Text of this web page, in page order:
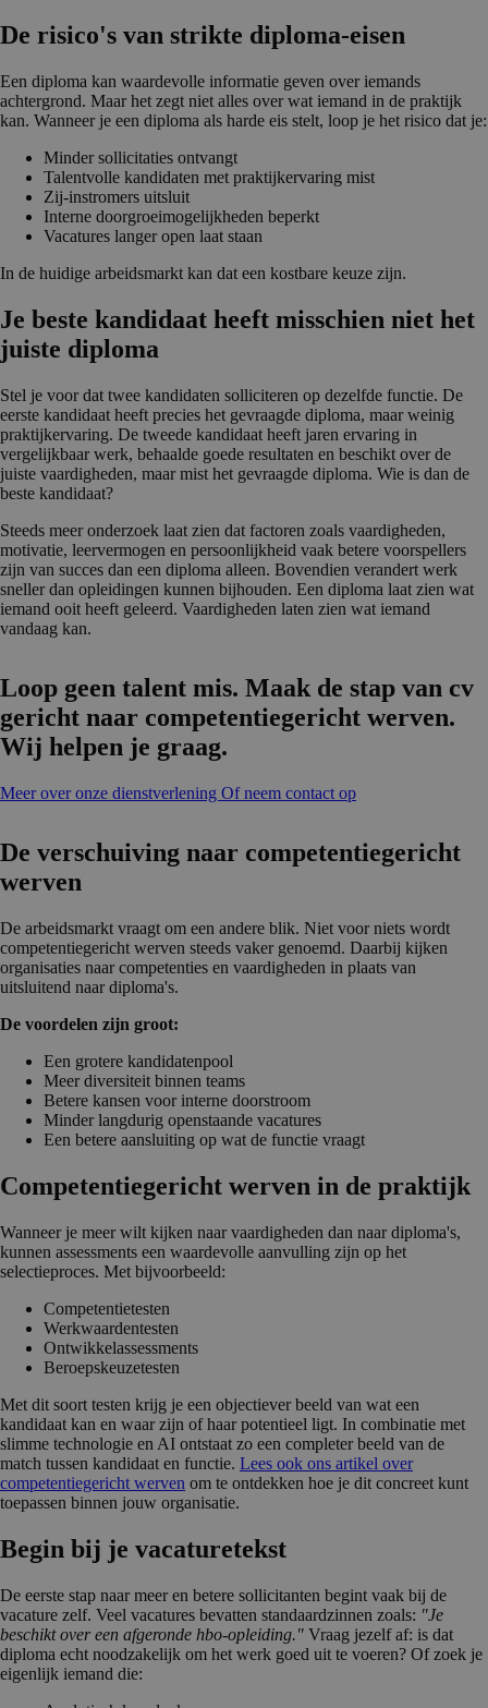
De risico's van strikte diploma-eisen
Een diploma kan waardevolle informatie geven over iemands
achtergrond. Maar het zegt niet alles over wat iemand in de praktijk
kan. Wanneer je een diploma als harde eis stelt, loop je het risico dat je:
Minder sollicitaties ontvangt
Talentvolle kandidaten met praktijkervaring mist
Zij-instromers uitsluit
Interne doorgroeimogelijkheden beperkt
Vacatures langer open laat staan
In de huidige arbeidsmarkt kan dat een kostbare keuze zijn.
Je beste kandidaat heeft misschien niet het
juiste diploma
Stel je voor dat twee kandidaten solliciteren op dezelfde functie. De
eerste kandidaat heeft precies het gevraagde diploma, maar weinig
praktijkervaring. De tweede kandidaat heeft jaren ervaring in
vergelijkbaar werk, behaalde goede resultaten en beschikt over de
juiste vaardigheden, maar mist het gevraagde diploma. Wie is dan de
beste kandidaat?
Steeds meer onderzoek laat zien dat factoren zoals vaardigheden,
motivatie, leervermogen en persoonlijkheid vaak betere voorspellers
zijn van succes dan een diploma alleen. Bovendien verandert werk
sneller dan opleidingen kunnen bijhouden. Een diploma laat zien wat
iemand ooit heeft geleerd. Vaardigheden laten zien wat iemand
vandaag kan.
Loop geen talent mis. Maak de stap van cv
gericht naar competen­tie­ge­richt werven.
Wij helpen je graag.
Meer over onze dienstverlening Of neem contact op
De verschui­ving naar competen­tie­ge­richt
werven
De arbeidsmarkt vraagt om een andere blik. Niet voor niets wordt
competentiegericht werven steeds vaker genoemd. Daarbij kijken
organisaties naar competenties en vaardigheden in plaats van
uitsluitend naar diploma's.
De voordelen zijn groot:
Een grotere kandidatenpool
Meer diversiteit binnen teams
Betere kansen voor interne doorstroom
Minder langdurig openstaande vacatures
Een betere aansluiting op wat de functie vraagt
Competen­tie­ge­richt werven in de praktijk
Wanneer je meer wilt kijken naar vaardigheden dan naar diploma's,
kunnen assessments een waardevolle aanvulling zijn op het
selectieproces. Met bijvoorbeeld:
Competentietesten
Werkwaardentesten
Ontwikkelassessments
Beroepskeuzetesten
Met dit soort testen krijg je een objectiever beeld van wat een
kandidaat kan en waar zijn of haar potentieel ligt. In combinatie met
slimme technologie en AI ontstaat zo een completer beeld van de
match tussen kandidaat en functie. Lees ook ons artikel over
competentiegericht werven om te ontdekken hoe je dit concreet kunt
toepassen binnen jouw organisatie.
Begin bij je vacature­tekst
De eerste stap naar meer en betere sollicitanten begint vaak bij de
vacature zelf. Veel vacatures bevatten standaardzinnen zoals: "Je
beschikt over een afgeronde hbo-opleiding." Vraag jezelf af: is dat
diploma echt noodzakelijk om het werk goed uit te voeren? Of zoek je
eigenlijk iemand die: